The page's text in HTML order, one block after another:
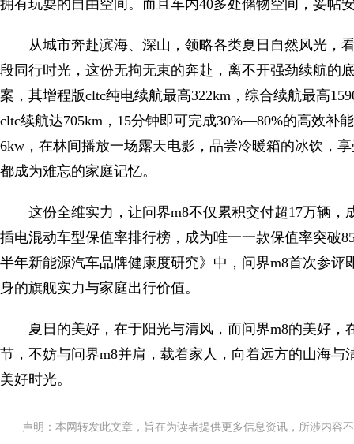
拥有玩耍的自由空间。而且车内40多处储物空间，妥帖
从城市奔赴滨海、深山，领略各类夏日自然风光，
段同行时光，这份无拘无束的奔赴，离不开强劲续航的
案，其增程版cltc纯电续航最高322km，综合续航最高
cltc续航达705km，15分钟即可完成30%—80%的高效补
6kw，在林间播放一场露天电影，品尝冷暖箱的冰饮，
都成为难忘的家庭记忆。
这份全维实力，让问界m8不仅累积交付超17万辆
插电混动车型保值率排行榜，成为唯一一款保值率突破
半年新能源汽车品牌健康度研究》中，问界m8首次参
身的旗舰实力与家庭出行价值。
夏日的美好，在于阳光与清风，而问界m8的美好
节，不妨与问界m8并肩，载着家人，向着远方的山海
美好时光。
声明：本网转发此文章，旨在为读者提供更多信息资讯，所涉内容